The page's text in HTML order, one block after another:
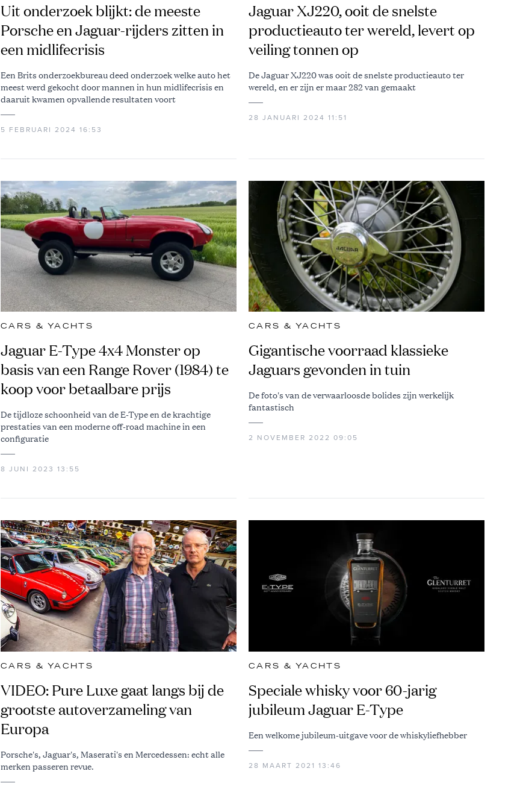
Uit onderzoek blijkt: de meeste
Porsche en Jaguar-rijders zitten in
een midlifecrisis
Een Brits onderzoekbureau deed onderzoek welke auto het
meest werd gekocht door mannen in hun midlifecrisis en
daaruit kwamen opvallende resultaten voort
5 FEBRUARI 2024 16:53
Jaguar XJ220, ooit de snelste
productieauto ter wereld, levert op
veiling tonnen op
De Jaguar XJ220 was ooit de snelste productieauto ter
wereld, en er zijn er maar 282 van gemaakt
28 JANUARI 2024 11:51
CARS & YACHTS
Jaguar E-Type 4x4 Monster op
basis van een Range Rover (1984) te
koop voor betaalbare prijs
De tijdloze schoonheid van de E-Type en de krachtige
prestaties van een moderne off-road machine in een
configuratie
8 JUNI 2023 13:55
CARS & YACHTS
Gigantische voorraad klassieke
Jaguars gevonden in tuin
De foto's van de verwaarloosde bolides zijn werkelijk
fantastisch
2 NOVEMBER 2022 09:05
CARS & YACHTS
VIDEO: Pure Luxe gaat langs bij de
grootste autoverzameling van
Europa
Porsche's, Jaguar's, Maserati's en Mercedessen: echt alle
merken passeren revue.
CARS & YACHTS
Speciale whisky voor 60-jarig
jubileum Jaguar E-Type
Een welkome jubileum-uitgave voor de whiskyliefhebber
28 MAART 2021 13:46